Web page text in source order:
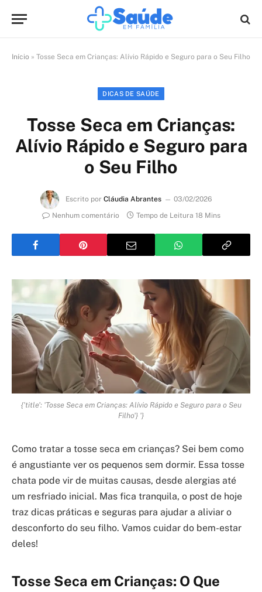
Início » Tosse Seca em Crianças: Alívio Rápido e Seguro para o Seu Filho
DICAS DE SAÚDE
Tosse Seca em Crianças:
Alívio Rápido e Seguro para
o Seu Filho
Escrito por Cláudia Abrantes
03/02/2026
Nenhum comentário
Tempo de Leitura 18 Mins
{'title': 'Tosse Seca em Crianças: Alívio Rápido e Seguro para o Seu
Filho'} '}
Como tratar a tosse seca em crianças? Sei bem como
é angustiante ver os pequenos sem dormir. Essa tosse
chata pode vir de muitas causas, desde alergias até
um resfriado inicial. Mas fica tranquila, o post de hoje
traz dicas práticas e seguras para ajudar a aliviar o
desconforto do seu filho. Vamos cuidar do bem-estar
deles!
Tosse Seca em Crianças: O Que